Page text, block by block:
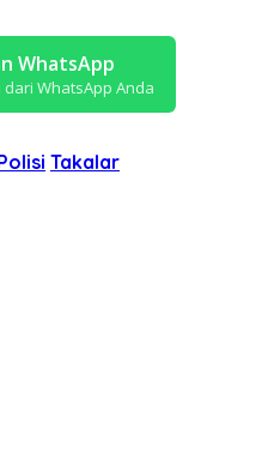
WhatsApp
WhatsApp Anda
Takalar